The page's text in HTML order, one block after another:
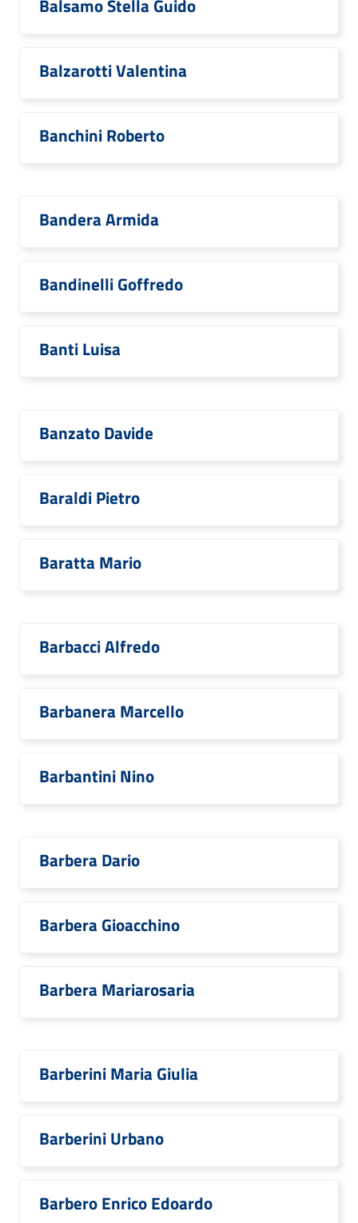
Balsamo Stella Guido
Balzarotti Valentina
Banchini Roberto
Bandera Armida
Bandinelli Goffredo
Banti Luisa
Banzato Davide
Baraldi Pietro
Baratta Mario
Barbacci Alfredo
Barbanera Marcello
Barbantini Nino
Barbera Dario
Barbera Gioacchino
Barbera Mariarosaria
Barberini Maria Giulia
Barberini Urbano
Barbero Enrico Edoardo